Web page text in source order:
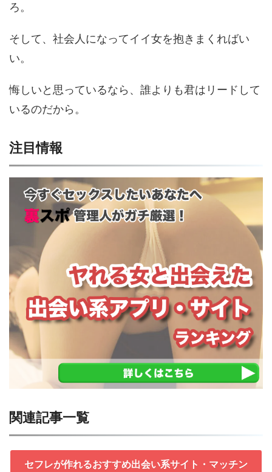
ろ。
そして、社会人になってイイ女を抱きまくればい
い。
悔しいと思っているなら、誰よりも君はリードして
いるのだから。
注目情報
関連記事一覧
セフレが作れるおすすめ出会い系サイト・マッチン